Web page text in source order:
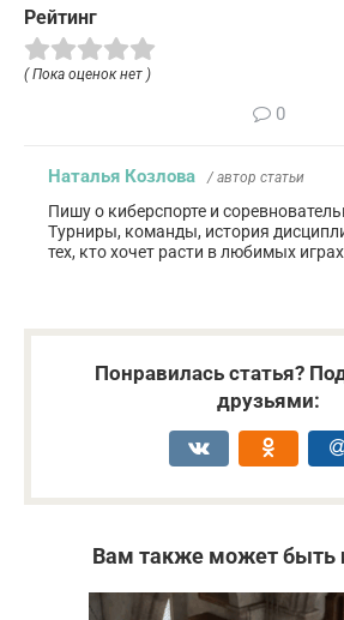
Рейтинг
( Пока оценок нет )
0
Наталья Козлова / автор статьи
Пишу о киберспорте и
Турниры, команды, история
тех, кто хочет расти в любимых
Понравилась статья?
друзьями:
Вам также может быть